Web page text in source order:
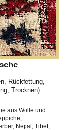
Rückfettung,
Trocknen)
aus Wolle und
Nepal, Tibet,